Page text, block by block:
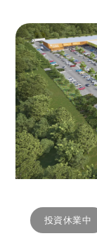
投資休業中